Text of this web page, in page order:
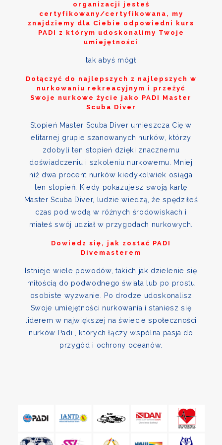
organizacji jesteś
certyfikowany/certyfikowana, my
znajdziemy dla Ciebie odpowiedni kurs
PADI z którym udoskonalimy Twoje
umiejętności
tak abyś mógł
Dołączyć do najlepszych z najlepszych w
nurkowaniu rekreacyjnym i przeżyć
Swoje nurkowe życie jako PADI Master
Scuba Diver
Stopień Master Scuba Diver umieszcza Cię w
elitarnej grupie szanowanych nurków, którzy
zdobyli ten stopień dzięki znacznemu
doświadczeniu i szkoleniu nurkowemu. Mniej
niż dwa procent nurków kiedykolwiek osiąga
ten stopień. Kiedy pokazujesz swoją kartę
Master Scuba Diver, ludzie wiedzą, że spędziłeś
czas pod wodą w różnych środowiskach i
miałeś swój udział w przygodach nurkowych.
Dowiedz się, jak zostać PADI
Divemasterem
Istnieje wiele powodów, takich jak dzielenie się
miłością do podwodnego świata lub po prostu
osobiste wyzwanie. Po drodze udoskonalisz
Swoje umiejętności nurkowania i staniesz się
liderem w największej na świecie społeczności
nurków Padi , których łączy wspólna pasja do
przygód i ochrony oceanów.